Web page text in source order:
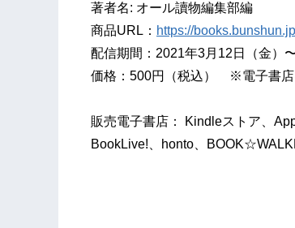
著者名: オール讀物編集部編
商品URL： https://
配信期間：2021年3月12日（金）
価格：500円（税込） ※電子書店
販売電子書店： Kindleストア、
BookLive!、honto、